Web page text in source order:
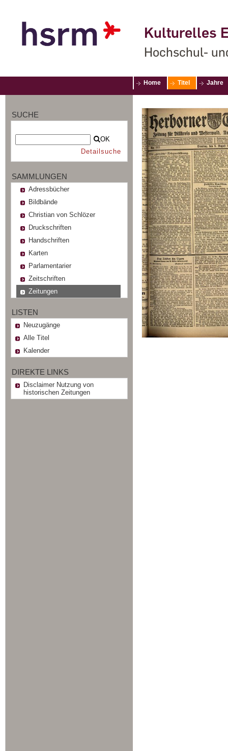
Kulturelles
Hochschul-
Home Titel Jahre
SUCHE
OK
Detailsuche
SAMMLUNGEN
Adressbücher
Bildbände
Christian von Schlözer
Druckschriften
Handschriften
Karten
Parlamentarier
Zeitschriften
Zeitungen
LISTEN
Neuzugänge
Alle Titel
Kalender
DIREKTE LINKS
Disclaimer Nutzung von
historischen Zeitungen